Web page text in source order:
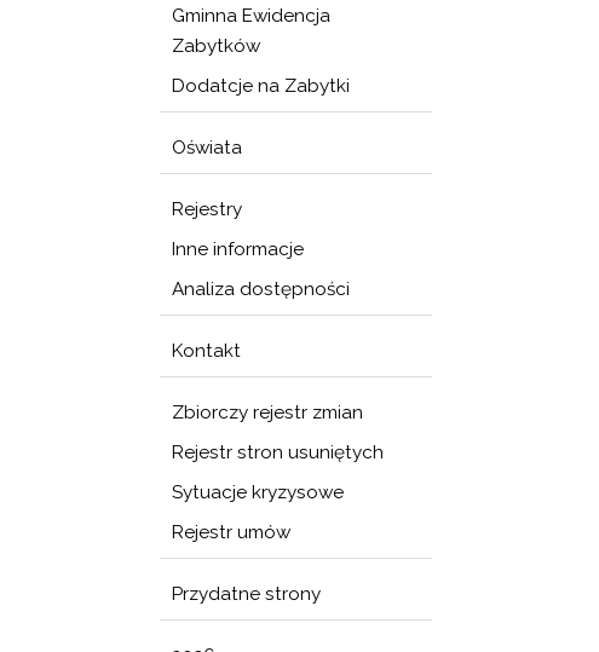
Gminna Ewidencja
Zabytków
Dodatcje na Zabytki
Oświata
Rejestry
Inne informacje
Analiza dostępności
Kontakt
Zbiorczy rejestr zmian
Rejestr stron usuniętych
Sytuacje kryzysowe
Rejestr umów
Przydatne strony